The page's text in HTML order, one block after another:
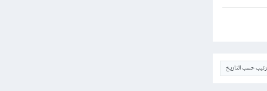
حسب التاريخ